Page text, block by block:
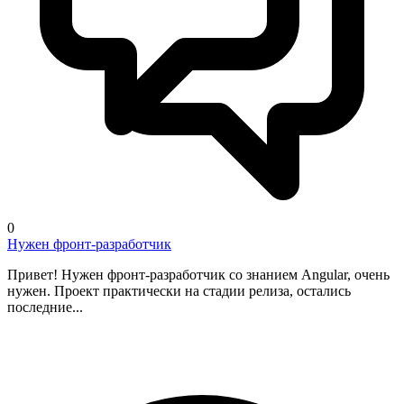
0
Нужен фронт-разработчик
Привет! Нужен фронт-разработчик со знанием Angular, очень
нужен. Проект практически на стадии релиза, остались
последние...